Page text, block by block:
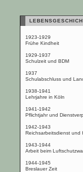
1923-1929
Frühe Kindheit
1929-1937
Schulzeit und BDM
1937
Schulabschluss und
1938-1941
Lehrjahre in Köln
1941-1942
Pflichtjahr und
1942-1943
Reichsarbeitsdienst und
1943-1944
Arbeit beim
1944-1945
Breslauer Zeit